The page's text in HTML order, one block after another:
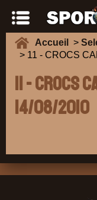
Accueil >
> 11 - CROCS
11 - CROCS
14/08/2010